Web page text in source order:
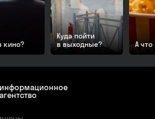
кино?
Куда пойти
в выходные?
А что
информационное
агентство